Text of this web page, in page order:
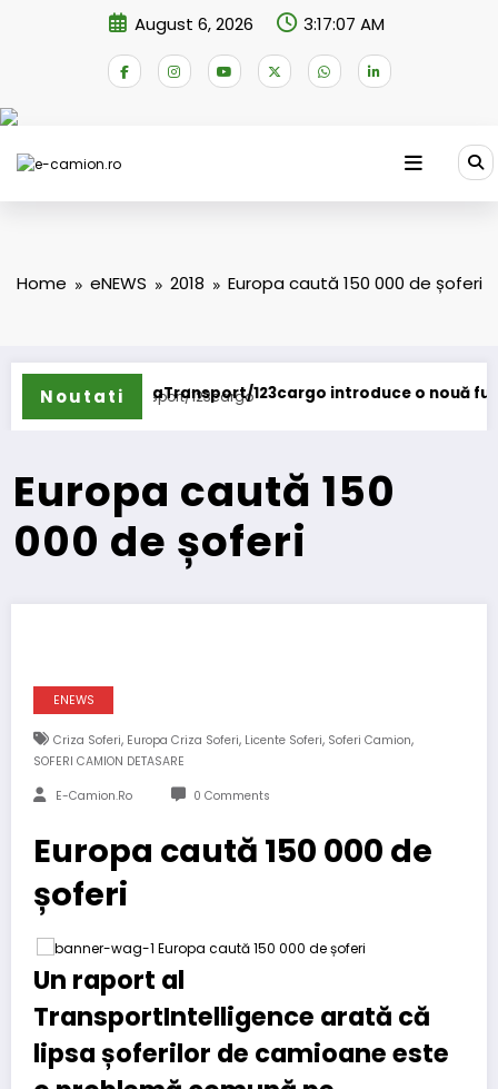
August 6, 2026 3:17:07 AM
Home eNEWS 2018 Europa caută 150 000 de șoferi
Noutati123cargo introduce o nouă funcționalitate
Europa caută 150
000 de șoferi
ENEWS
Criza Soferi, Europa Criza Soferi, Licente Soferi, Soferi Camion,
SOFERI CAMION DETASARE
E-Camion.ro 0 Comments
Europa caută 150 000 de
șoferi
Un raport al
TransportIntelligence arată că
lipsa șoferilor de camioane este